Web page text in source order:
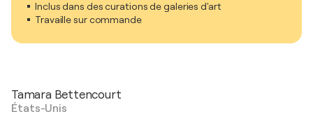
Inclus dans des curations de galeries d'art
Travaille sur commande
Tamara Bettencourt
États-Unis